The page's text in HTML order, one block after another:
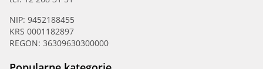
NIP: 9452188455
KRS 0001182897
REGON: 36309630300000